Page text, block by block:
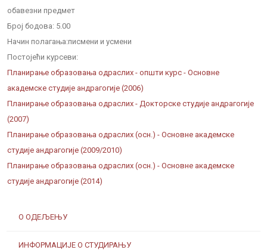
О ОДЕЉЕЊУ
ИНФОРМАЦИЈЕ О СТУДИРАЊУ
обавезни предмет
Број бодова: 5.00
Начин полагања:писмени и усмени
Постојећи курсеви:
Планирање образовања одраслих - општи курс - Основне
академске студије андрагогије (2006)
Планирање образовања одраслих - Докторске студије андрагогије
(2007)
Планирање образовања одраслих (осн.) - Основне академске
студије андрагогије (2009/2010)
Планирање образовања одраслих (осн.) - Основне академске
студије андрагогије (2014)